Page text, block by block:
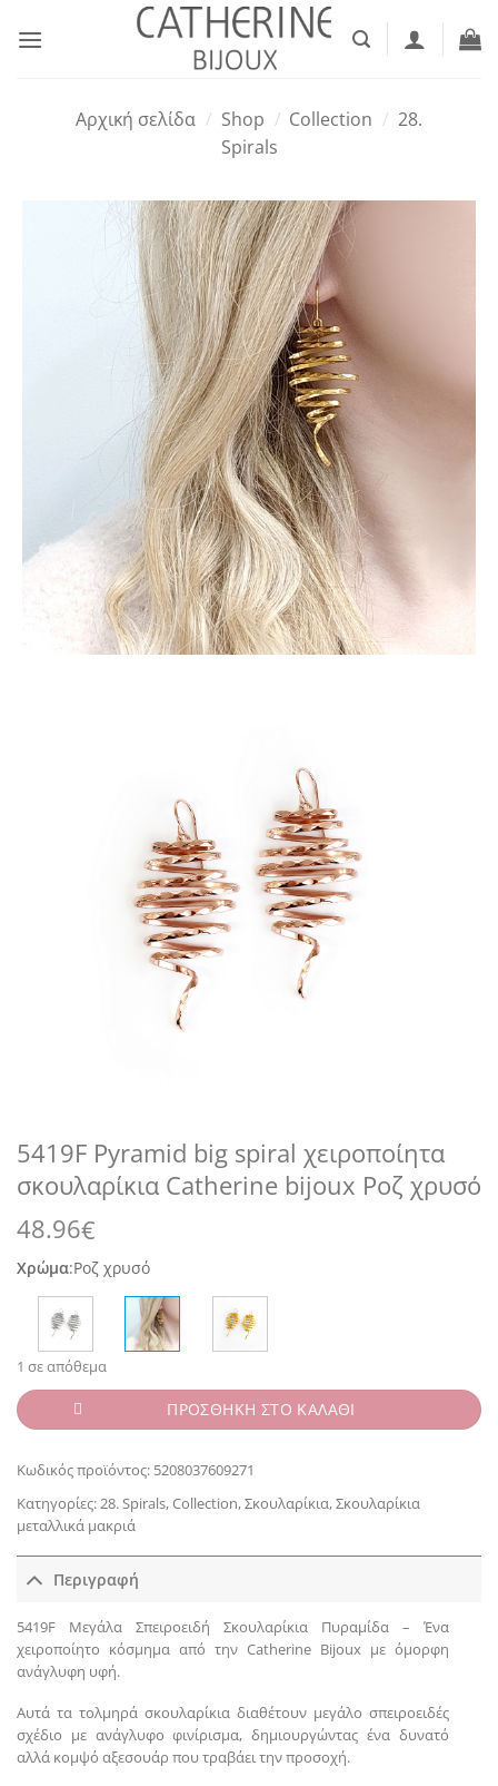
στο
Αρχική σελίδα / Shop / Collection / 28.
Spirals
5419F Pyramid big spiral χειροποίητα
σκουλαρίκια Catherine bijoux Ροζ χρυσό
48.96€
Χρώμα:Ροζ χρυσό
1 σε απόθεμα
ΠΡΟΣΘΗΚΗ ΣΤΟ ΚΑΛΑΘΙ
Κωδικός προϊόντος: 5208037609271
Κατηγορίες: 28. Spirals,Collection,Σκουλαρίκια,Σκουλαρίκια
μεταλλικά μακριά
Περιγραφή
5419F Μεγάλα Σπειροειδή Σκουλαρίκια Πυραμίδα – Ένα
χειροποίητο κόσμημα από την Catherine Bijoux με όμορφη
ανάγλυφη υφή.
Αυτά τα τολμηρά σκουλαρίκια διαθέτουν μεγάλο σπειροειδές
σχέδιο με ανάγλυφο φινίρισμα, δημιουργώντας ένα δυνατό
αλλά κομψό αξεσουάρ που τραβάει την προσοχή.